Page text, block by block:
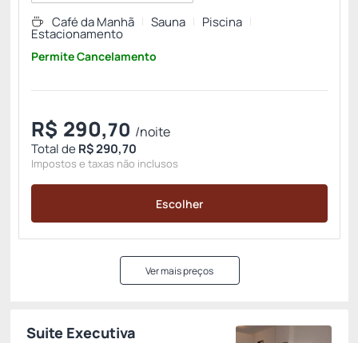
Café da Manhã Sauna Piscina
Estacionamento
Permite Cancelamento
R$ 290,70 /noite
Total deR$ 290,70
Impostos e taxas não inclusos
Escolher
Ver mais preços
Suite Executiva